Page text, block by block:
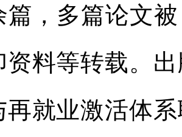
篇，多篇论文
资料等转载。
再就业激活体